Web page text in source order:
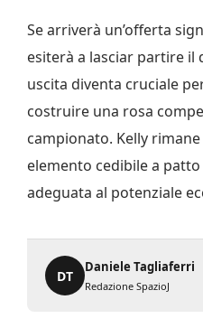
Se arriverà un’offerta
esiterà a lasciar partire il
uscita diventa cruciale
costruire una rosa
campionato. Kelly
elemento cedibile a
adeguata al potenziale
DT
Daniele Tagliaferri
Redazione SpazioJ